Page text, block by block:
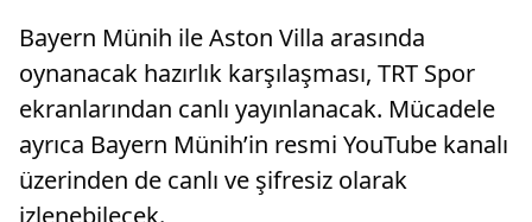
Bayern Münih ile Aston Villa arasında
oynanacak hazırlık karşılaşması, TRT Spor
ekranlarından canlı yayınlanacak. Mücadele
ayrıca Bayern Münih’in resmi YouTube kanalı
üzerinden de canlı ve şifresiz olarak